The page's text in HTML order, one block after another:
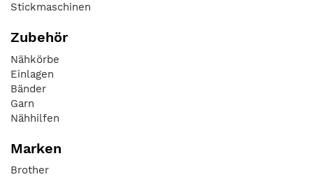
Stickmaschinen
Zubehör
Nähkörbe
Einlagen
Bänder
Garn
Nähhilfen
Marken
Brother